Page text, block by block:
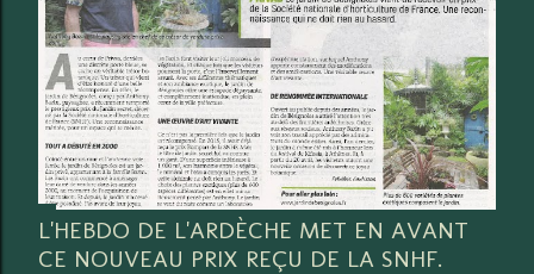
L'HEBDO DE L'ARDÈCHE MET EN AVANT
CE NOUVEAU PRIX REÇU DE LA SNHF.